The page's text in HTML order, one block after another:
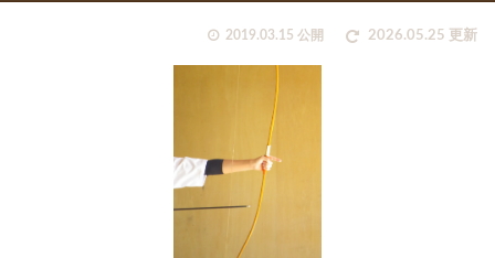
2019.03.15 公開 2026.05.25 更新